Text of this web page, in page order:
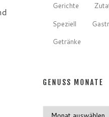
Gerichte
Speziell
Getränke
GENUSS MONATE